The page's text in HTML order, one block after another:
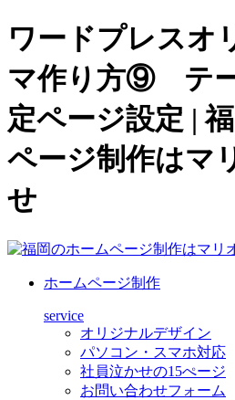
ワードプレスオ
マ作り方⑨ テ
定ページ設定 |
ページ制作はマ
せ
ホームページ制作
service
オリジナルデザイン
パソコン・スマホ対応
社員泣かせの15ぺージ
お問い合わせフォーム